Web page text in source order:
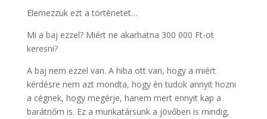
Elemezzük ezt a történetet…
Mi a baj ezzel? Miért ne akarhatna 300 000 Ft-ot
keresni?
A baj nem ezzel van. A hiba ott van, hogy a miért
kérdésre nem azt mondta, hogy én tudok annyit hozni
a cégnek, hogy megérje, hanem mert ennyit kap a
barátnőm is. Ez a munkatársunk a jövőben is mindig,